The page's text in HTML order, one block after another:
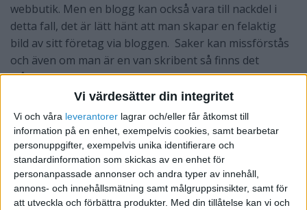
Vi värdesätter din integritet
Vi och våra leverantorer lagrar och/eller får åtkomst till
information på en enhet, exempelvis cookies, samt bearbetar
personuppgifter, exempelvis unika identifierare och
standardinformation som skickas av en enhet för
personanpassade annonser och andra typer av innehåll,
annons- och innehållsmätning samt målgruppsinsikter, samt för
att utveckla och förbättra produkter. Med din tillåtelse kan vi och
webbutik. Men en blogg kan också vara till nackdel i
detta fall, det är lätt hänt att man skapar en felaktig
bild av sitt företag via bloggen. Saker kan missförstås
och även om man är en van skribent så finns det
många möjliga tolkningar mellan raderna.